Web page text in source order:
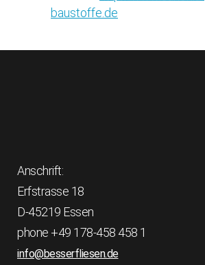
baustoffe.de
Anschrift:
Erfstrasse 18
D-45219 Essen
phone +49 178-458 458 1
info@besserfliesen.de